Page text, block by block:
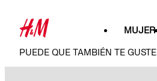
MUJER
PUEDE QUE TAMBIÉN TE GUSTE